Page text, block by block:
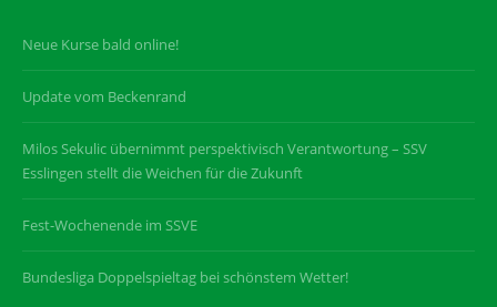
Neue Kurse bald online!
Update vom Beckenrand
Milos Sekulic übernimmt perspektivisch Verantwortung – SSV
Esslingen stellt die Weichen für die Zukunft
Fest-Wochenende im SSVE
Bundesliga Doppelspieltag bei schönstem Wetter!